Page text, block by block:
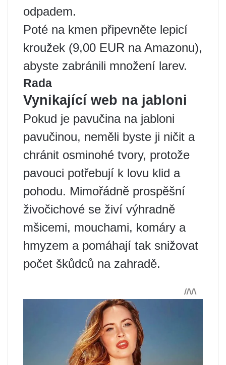
odpadem.
Poté na kmen připevněte lepicí
kroužek (9,00 EUR na Amazonu),
abyste zabránili množení larev.
Rada
Vynikající web na jabloni
Pokud je pavučina na jabloni
pavučinou, neměli byste ji ničit a
chránit osminohé tvory, protože
pavouci potřebují k lovu klid a
pohodu. Mimořádně prospěšní
živočichové se živí výhradně
mšicemi, mouchami, komáry a
hmyzem a pomáhají tak snižovat
počet škůdců na zahradě.